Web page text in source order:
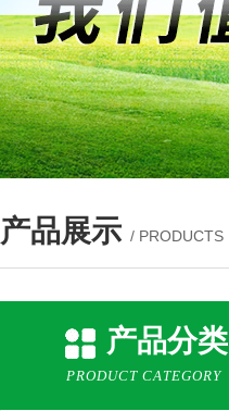
产品展示 / PRODUCTS
产品分类
PRODUCT CATEGORY